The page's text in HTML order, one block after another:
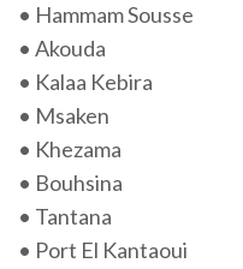
• Hammam Sousse
• Akouda
• Kalaa Kebira
• Msaken
• Khezama
• Bouhsina
• Tantana
• Port El Kantaoui